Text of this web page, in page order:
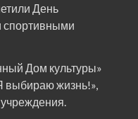
День
спортивными
Дом культуры»
выбираю жизнь!»,